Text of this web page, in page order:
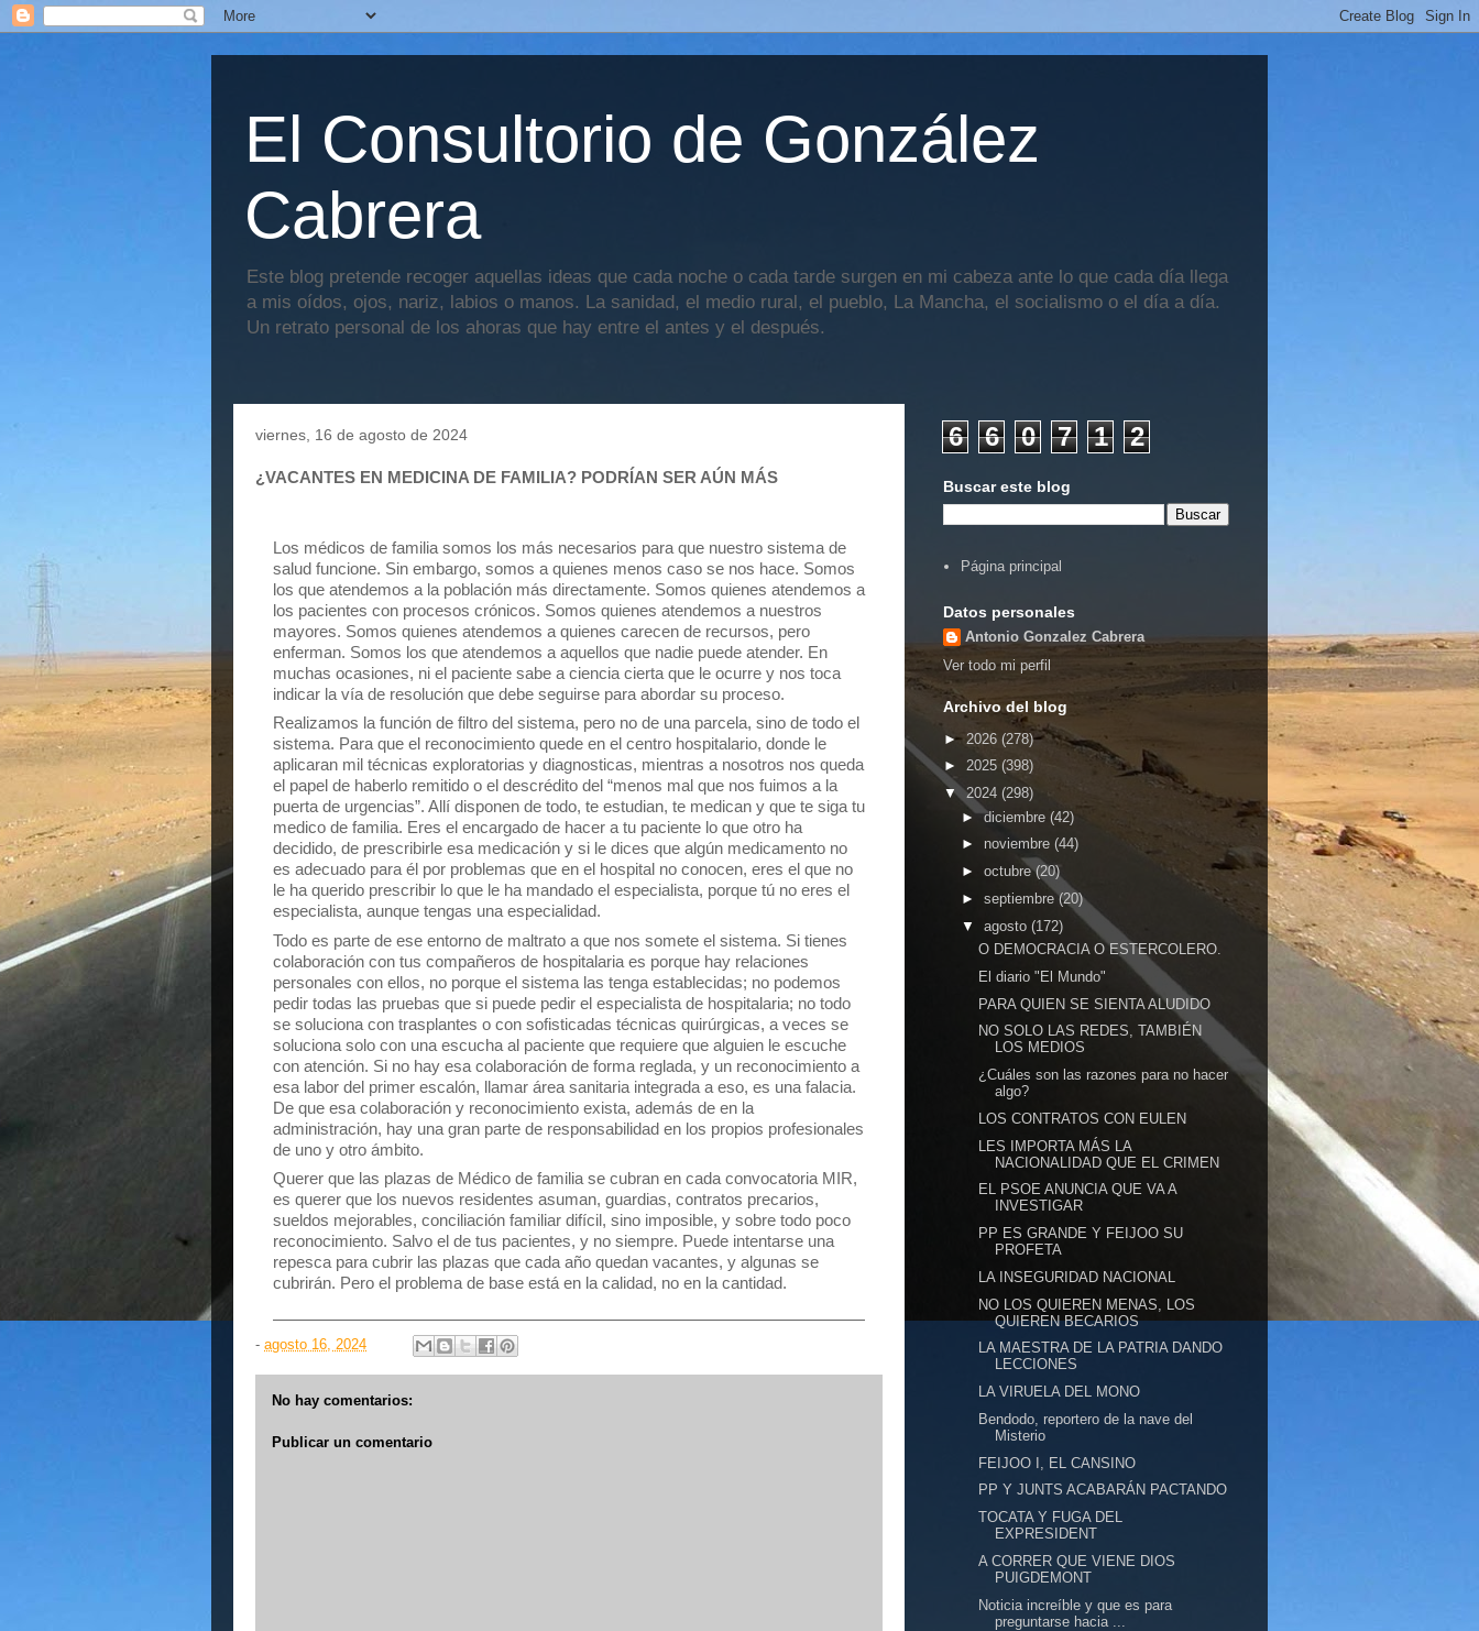
El Consultorio de González
Cabrera
Este blog pretende recoger aquellas ideas que cada noche o cada tarde surgen en mi cabeza ante lo que cada día llega
a mis oídos, ojos, nariz, labios o manos. La sanidad, el medio rural, el pueblo, La Mancha, el socialismo o el día a día.
Un retrato personal de los ahoras que hay entre el antes y el después.
viernes, 16 de agosto de 2024
¿VACANTES EN MEDICINA DE FAMILIA? PODRÍAN SER AÚN MÁS
Los médicos de familia somos los más necesarios para que nuestro sistema de
salud funcione. Sin embargo, somos a quienes menos caso se nos hace. Somos
los que atendemos a la población más directamente. Somos quienes atendemos a
los pacientes con procesos crónicos. Somos quienes atendemos a nuestros
mayores. Somos quienes atendemos a quienes carecen de recursos, pero
enferman. Somos los que atendemos a aquellos que nadie puede atender. En
muchas ocasiones, ni el paciente sabe a ciencia cierta que le ocurre y nos toca
indicar la vía de resolución que debe seguirse para abordar su proceso.
Realizamos la función de filtro del sistema, pero no de una parcela, sino de todo el
sistema. Para que el reconocimiento quede en el centro hospitalario, donde le
aplicaran mil técnicas exploratorias y diagnosticas, mientras a nosotros nos queda
el papel de haberlo remitido o el descrédito del “menos mal que nos fuimos a la
puerta de urgencias”. Allí disponen de todo, te estudian, te medican y que te siga tu
medico de familia. Eres el encargado de hacer a tu paciente lo que otro ha
decidido, de prescribirle esa medicación y si le dices que algún medicamento no
es adecuado para él por problemas que en el hospital no conocen, eres el que no
le ha querido prescribir lo que le ha mandado el especialista, porque tú no eres el
especialista, aunque tengas una especialidad.
Todo es parte de ese entorno de maltrato a que nos somete el sistema. Si tienes
colaboración con tus compañeros de hospitalaria es porque hay relaciones
personales con ellos, no porque el sistema las tenga establecidas; no podemos
pedir todas las pruebas que si puede pedir el especialista de hospitalaria; no todo
se soluciona con trasplantes o con sofisticadas técnicas quirúrgicas, a veces se
soluciona solo con una escucha al paciente que requiere que alguien le escuche
con atención. Si no hay esa colaboración de forma reglada, y un reconocimiento a
esa labor del primer escalón, llamar área sanitaria integrada a eso, es una falacia.
De que esa colaboración y reconocimiento exista, además de en la
administración, hay una gran parte de responsabilidad en los propios profesionales
de uno y otro ámbito.
Querer que las plazas de Médico de familia se cubran en cada convocatoria MIR,
es querer que los nuevos residentes asuman, guardias, contratos precarios,
sueldos mejorables, conciliación familiar difícil, sino imposible, y sobre todo poco
reconocimiento. Salvo el de tus pacientes, y no siempre. Puede intentarse una
repesca para cubrir las plazas que cada año quedan vacantes, y algunas se
cubrirán. Pero el problema de base está en la calidad, no en la cantidad.
- agosto 16, 2024
No hay comentarios:
Publicar un comentario
6 6 0 7 1 2
Buscar este blog
Página principal
Datos personales
Antonio Gonzalez Cabrera
Ver todo mi perfil
Archivo del blog
► 2026 (278)
► 2025 (398)
▼2024 (298)
►diciembre (42)
► noviembre (44)
► octubre(20)
► septiembre(20)
▼ agosto (172)
O DEMOCRACIA O ESTERCOLERO.
El diario "El Mundo"
PARA QUIEN SE SIENTA ALUDIDO
NO SOLO LAS REDES, TAMBIÉN
LOS MEDIOS
¿Cuáles son las razones para no hacer
algo?
LOS CONTRATOS CON EULEN
LES IMPORTA MÁS LA
NACIONALIDAD QUE EL CRIMEN
EL PSOE ANUNCIA QUE VA A
INVESTIGAR
PP ES GRANDE Y FEIJOO SU
PROFETA
LA INSEGURIDAD NACIONAL
NO LOS QUIEREN MENAS, LOS
QUIEREN BECARIOS
LA MAESTRA DE LA PATRIA DANDO
LECCIONES
LA VIRUELA DEL MONO
Bendodo, reportero de la nave del
Misterio
FEIJOO I, EL CANSINO
PP Y JUNTS ACABARÁN PACTANDO
TOCATA Y FUGA DEL
EXPRESIDENT
A CORRER QUE VIENE DIOS
PUIGDEMONT
Noticia increíble y que es para
preguntarse hacia ...